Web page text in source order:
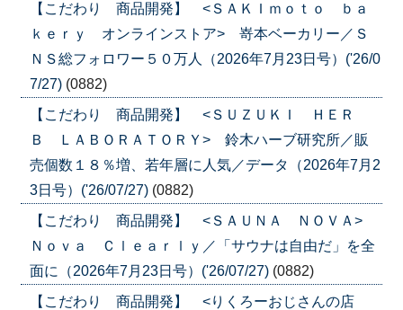
【こだわり 商品開発】 <ＳＡＫＩｍｏｔｏ ｂａ
ｋｅｒｙ オンラインストア> 嵜本ベーカリー／Ｓ
ＮＳ総フォロワー５０万人（2026年7月23日号）('26/0
7/27) (0882)
【こだわり 商品開発】 <ＳＵＺＵＫＩ ＨＥＲ
Ｂ ＬＡＢＯＲＡＴＯＲＹ> 鈴木ハーブ研究所／販
売個数１８％増、若年層に人気／データ（2026年7月2
3日号）('26/07/27) (0882)
【こだわり 商品開発】 <ＳＡＵＮＡ ＮＯＶＡ>
Ｎｏｖａ Ｃｌｅａｒｌｙ／「サウナは自由だ」を全
面に（2026年7月23日号）('26/07/27) (0882)
【こだわり 商品開発】 <りくろーおじさんの店